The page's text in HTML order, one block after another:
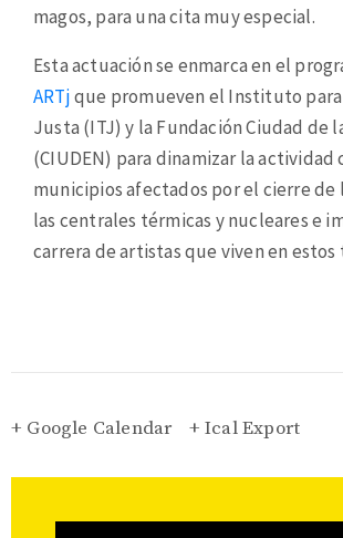
magos, para una cita muy especial.
Esta actuación se enmarca en el
ARTjque promueven el Instituto para
Justa (ITJ) y la Fundación Ciudad de
(CIUDEN) para dinamizar la
municipios afectados por el cierre de
las centrales térmicas y nucleares e
carrera de artistas que viven en
+ Google Calendar + Ical Export